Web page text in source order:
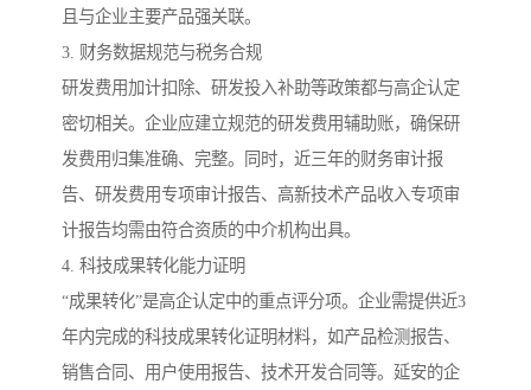
且与企业主要产品强关联。
3. 财务数据规范与税务合规
研发费用加计扣除、研发投入补助等政策都与高企认定
密切相关。企业应建立规范的研发费用辅助账，确保研
发费用归集准确、完整。同时，近三年的财务审计报
告、研发费用专项审计报告、高新技术产品收入专项审
计报告均需由符合资质的中介机构出具。
4. 科技成果转化能力证明
“成果转化”是高企认定中的重点评分项。企业需提供近3
年内完成的科技成果转化证明材料，如产品检测报告、
销售合同、用户使用报告、技术开发合同等。延安的企